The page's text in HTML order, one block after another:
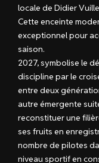
locale de Didier
Cette enceinte
exceptionnel pour
saison.
2027, symbolise le
discipline par le
entre deux
autre émergente
reconstituer une
ses fruits en
nombre de pilotes
niveau sportif en